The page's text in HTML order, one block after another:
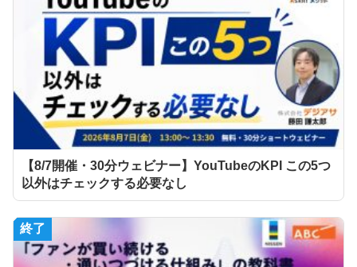
【8/7開催・30分ウェビナー】YouTubeのKPI この5つ
以外はチェックする必要なし
終了